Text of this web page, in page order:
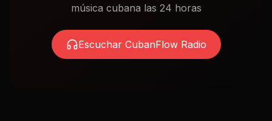
música cubana las 24 horas
Escuchar CubanFlow Radio